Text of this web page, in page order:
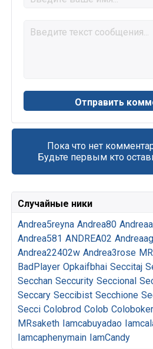
Пока что нет
Будьте первым кто
Случайные ники
Andrea5reyna Andrea80
Andrea581 ANDREA02
Andrea22402w Andrea3rose
BadPlayer Opkaifbhai Seccitaj
Secchan Seccurity Seccional
Seccary Seccibist Secchione
Secci Colobrod Colob Coloboker
MRsaketh Iamcabuyadao
Iamcaphenymain IamCandy